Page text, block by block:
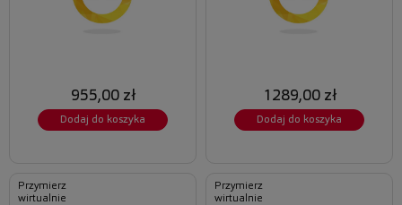
955,00 zł
Dodaj do koszyka
1289,00 zł
Dodaj do koszyka
Przymierz
wirtualnie
Przymierz
wirtualnie